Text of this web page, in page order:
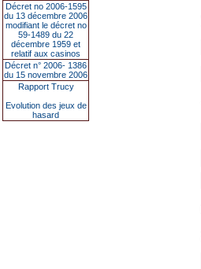
Décret no 2006-1595
du 13 décembre 2006
modifiant le décret no
59-1489 du 22
décembre 1959 et
relatif aux casinos
Décret n° 2006- 1386
du 15 novembre 2006
Rapport Trucy
Evolution des jeux de
hasard